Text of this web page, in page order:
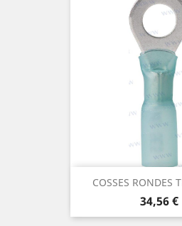
COSSES RONDES
Prix
34,56 €